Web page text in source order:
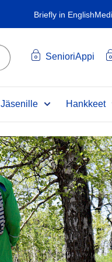
Briefly in English
SenioriAppi
Jäsenille Hankkeet